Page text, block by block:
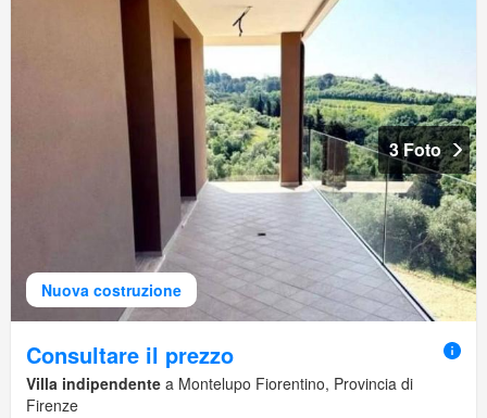
Nuova costruzione
3 Foto
Consultare il prezzo
Villa indipendente a Montelupo Fiorentino, Provincia di
Firenze